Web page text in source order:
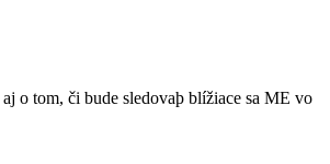
o tom, či bude sledovaþ blížiace sa ME vo